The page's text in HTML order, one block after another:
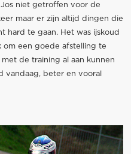
niet getroffen voor de
maar er zijn altijd dingen die
hard te gaan. Het was ijskoud
om een goede afstelling te
de training al aan kunnen
vandaag, beter en vooral